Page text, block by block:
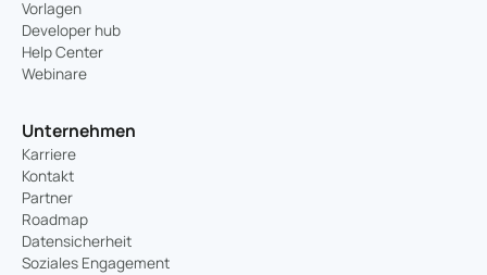
Vorlagen
Developer hub
Help Center
Webinare
Unternehmen
Karriere
Kontakt
Partner
Roadmap
Datensicherheit
Soziales Engagement